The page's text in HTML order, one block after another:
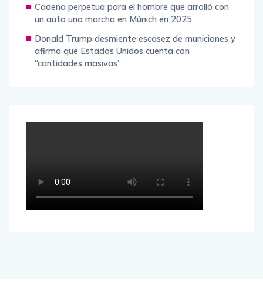
Cadena perpetua para el hombre que arrolló con
un auto una marcha en Múnich en 2025
Donald Trump desmiente escasez de municiones y
afirma que Estados Unidos cuenta con
“cantidades masivas”